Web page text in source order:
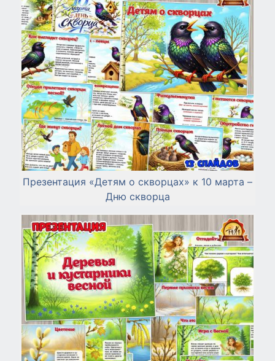
Презентация «Детям о скворцах» к 10 марта –
Дню скворца